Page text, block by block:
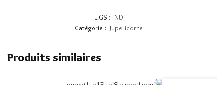
UGS : ND
Catégorie : Jupe licorne
Produits similaires